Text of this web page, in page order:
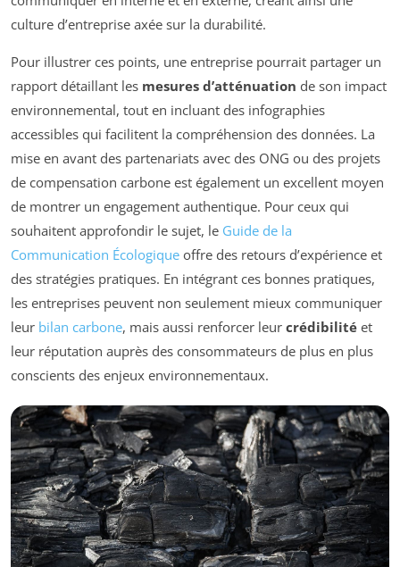
culture d’entreprise axée sur la durabilité.
Pour illustrer ces points, une entreprise pourrait partager un
rapport détaillant les mesures d’atténuation de son impact
environnemental, tout en incluant des infographies
accessibles qui facilitent la compréhension des données. La
mise en avant des partenariats avec des ONG ou des projets
de compensation carbone est également un excellent moyen
de montrer un engagement authentique. Pour ceux qui
souhaitent approfondir le sujet, le Guide de la
Communication Écologique offre des retours d’expérience et
des stratégies pratiques. En intégrant ces bonnes pratiques,
les entreprises peuvent non seulement mieux communiquer
leur bilan carbone, mais aussi renforcer leur crédibilité et
leur réputation auprès des consommateurs de plus en plus
conscients des enjeux environnementaux.